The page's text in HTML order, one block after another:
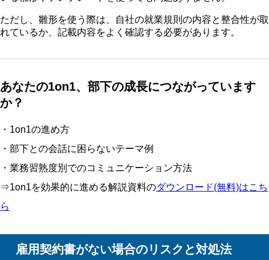
ただし、雛形を使う際は、自社の就業規則の内容と整合性が取
れているか、記載内容をよく確認する必要があります。
あなたの1on1、部下の成長につながっています
か？
・1on1の進め方
・部下との会話に困らないテーマ例
・業務習熟度別でのコミュニケーション方法
⇒1on1を効果的に進める解説資料のダウンロード(無料)はこち
ら
雇用契約書がない場合のリスクと対処法